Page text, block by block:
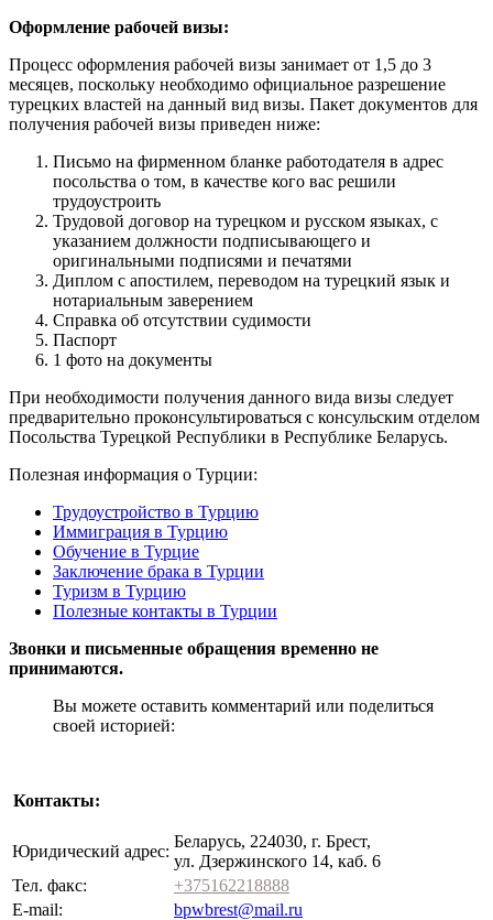
Оформление рабочей визы:
Процесс оформления рабочей визы занимает от 1,5 до 3
месяцев, поскольку необходимо официальное разрешение
турецких властей на данный вид визы. Пакет документов для
получения рабочей визы приведен ниже:
Письмо на фирменном бланке работодателя в адрес
посольства о том, в качестве кого вас решили
трудоустроить
Трудовой договор на турецком и русском языках, с
указанием должности подписывающего и
оригинальными подписями и печатями
Диплом с апостилем, переводом на турецкий язык и
нотариальным заверением
Справка об отсутствии судимости
Паспорт
1 фото на документы
При необходимости получения данного вида визы следует
предварительно проконсультироваться с консульским отделом
Посольства Турецкой Республики в Республике Беларусь.
Полезная информация о Турции:
Трудоустройство в Турцию
Иммиграция в Турцию
Обучение в Турцие
Заключение брака в Турции
Туризм в Турцию
Полезные контакты в Турции
Звонки и письменные обращения временно не
принимаются.
Вы можете оставить комментарий или поделиться
своей историей:
Контакты:
Юридический адрес:
Беларусь, 224030, г. Брест,
ул. Дзержинского 14, каб. 6
Тел. факс:
+375162218888
E-mail:
bpwbrest@mail.ru